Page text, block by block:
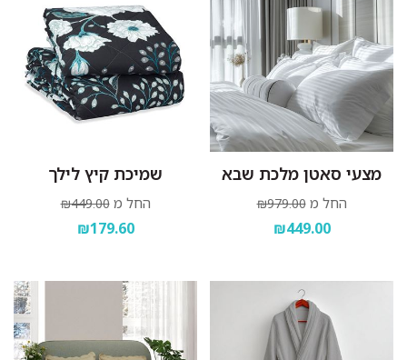
מצעי סאטן מלכת שבא
החל מ ₪979.00
₪449.00
שמיכת קיץ לילך
החל מ ₪449.00
₪179.60